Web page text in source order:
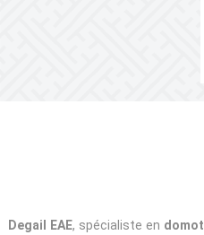
Degail EAE, spécialiste en